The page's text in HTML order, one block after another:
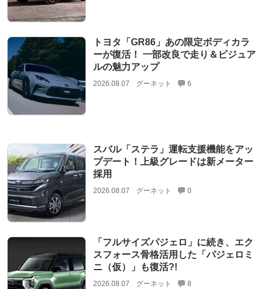
トヨタ「GR86」あの限定ボディカラ
ーが復活！ 一部改良で走り＆ビジュア
ルの魅力アップ
2026.08.07 グーネット 6
スバル「ステラ」運転支援機能をアッ
プデート！上級グレードは新メーター
採用
2026.08.07 グーネット 0
「フルサイズパジェロ」に続き、エク
スフォース骨格活用した「パジェロミ
ニ（仮）」も復活?!
2026.08.07 グーネット 8